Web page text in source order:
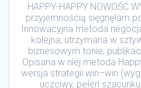
HAPPY-HAPPY NOWOŚĆ
przyjemnością sięgnęłam
Innowacyjna metoda
kolejna, utrzymana w
biznesowym tonie,
Opisana w niej metoda
wersja strategii win–win
uczciwy, pełen